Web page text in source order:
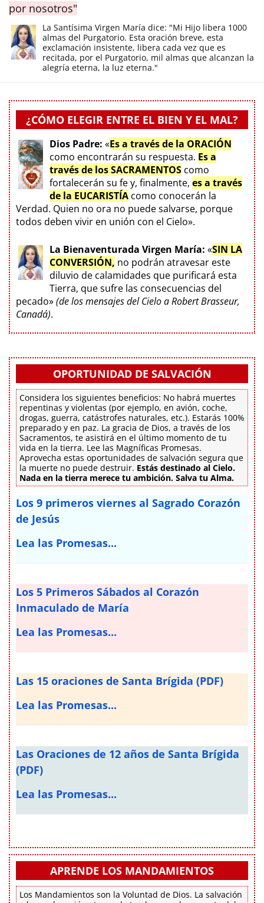
por nosotros"
La Santísima Virgen María dice: "Mi Hijo libera 1000
almas del Purgatorio. Esta oración breve, esta
exclamación insistente, libera cada vez que es
recitada, por el Purgatorio, mil almas que alcanzan la
alegría eterna, la luz eterna."
¿CÓMO ELEGIR ENTRE EL BIEN Y EL MAL?
Dios Padre: «Es a través de la ORACIÓN
como encontrarán su respuesta. Es a
través de los SACRAMENTOS como
fortalecerán su fe y, finalmente, es a través
de la EUCARISTÍA como conocerán la
Verdad. Quien no ora no puede salvarse, porque
todos deben vivir en unión con el Cielo».
La Bienaventurada Virgen María: «SIN LA
CONVERSIÓN, no podrán atravesar este
diluvio de calamidades que purificará esta
Tierra, que sufre las consecuencias del
pecado»(de los mensajes del Cielo a Robert Brasseur,
Canadá).
OPORTUNIDAD DE SALVACIÓN
Considera los siguientes beneficios: No habrá muertes
repentinas y violentas (por ejemplo, en avión, coche,
drogas, guerra, catástrofes naturales, etc.). Estarás 100%
preparado y en paz. La gracia de Dios, a través de los
Sacramentos, te asistirá en el último momento de tu
vida en la tierra. Lee las Magníficas Promesas.
Aprovecha estas oportunidades de salvación segura que
la muerte no puede destruir. Estás destinado al Cielo.
Nada en la tierra merece tu ambición. Salva tu Alma.
Los 9 primeros viernes al Sagrado Corazón
de Jesús
Lea las Promesas...
Los 5 Primeros Sábados al Corazón
Inmaculado de María
Lea las Promesas...
Las 15 oraciones de Santa Brígida (PDF)
Lea las Promesas...
Las Oraciones de 12 años de Santa Brígida
(PDF)
Lea las Promesas...
APRENDE LOS MANDAMIENTOS
Los Mandamientos son la Voluntad de Dios. La salvación